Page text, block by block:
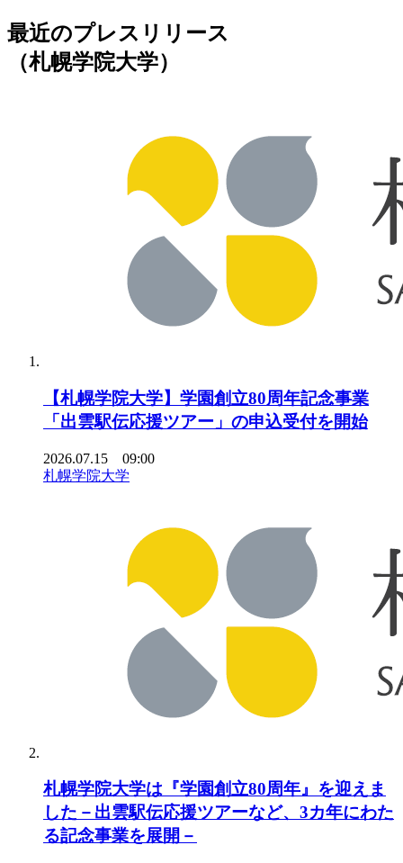
最近のプレスリリース
（札幌学院大学）
【札幌学院大学】学園創立80周年記念事業
「出雲駅伝応援ツアー」の申込受付を開始
2026.07.15 09:00
札幌学院大学
札幌学院大学は『学園創立80周年』を迎えま
した－出雲駅伝応援ツアーなど、3カ年にわた
る記念事業を展開－